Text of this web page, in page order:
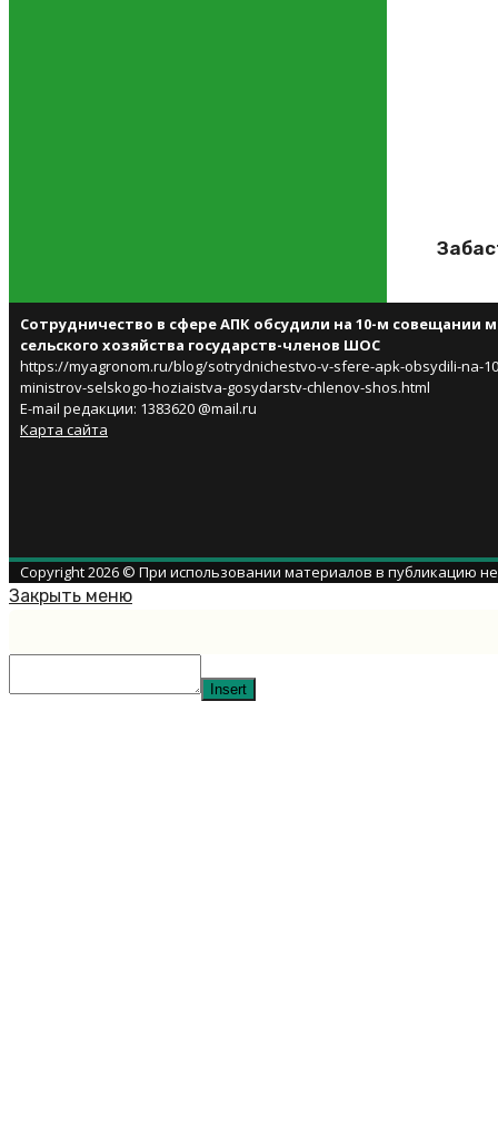
Сотрудничество в сфере АПК обсудили на 10-м совещании
сельского хозяйства государств-членов ШОС
https://myagronom.ru/blog/sotrydnichestvo-v-sfere-apk-obsydili-na-
ministrov-selskogo-hoziaistva-gosydarstv-chlenov-shos.html
E-mail редакции: 1383620 @mail.ru
Карта сайта
Copyright 2026 © При использовании материалов в публикацию
Закрыть меню
Insert